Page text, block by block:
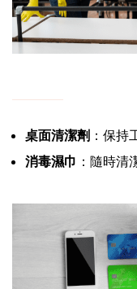
桌面清潔劑 ：保持
消毒濕巾 ：隨時清